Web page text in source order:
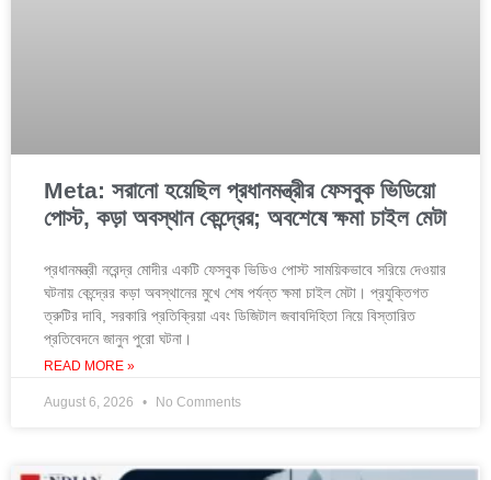
Meta: সরানো হয়েছিল প্রধানমন্ত্রীর ফেসবুক ভিডিয়ো
পোস্ট, কড়া অবস্থান কেন্দ্রের; অবশেষে ক্ষমা চাইল মেটা
প্রধানমন্ত্রী নরেন্দ্র মোদীর একটি ফেসবুক ভিডিও পোস্ট সাময়িকভাবে সরিয়ে দেওয়ার
ঘটনায় কেন্দ্রের কড়া অবস্থানের মুখে শেষ পর্যন্ত ক্ষমা চাইল মেটা। প্রযুক্তিগত
ত্রুটির দাবি, সরকারি প্রতিক্রিয়া এবং ডিজিটাল জবাবদিহিতা নিয়ে বিস্তারিত
প্রতিবেদনে জানুন পুরো ঘটনা।
READ MORE »
August 6, 2026 No Comments